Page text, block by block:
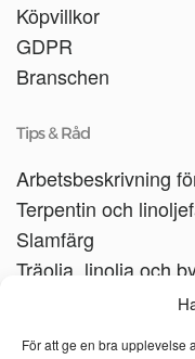
För att ge en bra upplevelse
Köpvillkor
GDPR
Branschen
Tips & Råd
Arbetsbeskrivning
Terpentin och
Slamfärg
Träolja, linolja och